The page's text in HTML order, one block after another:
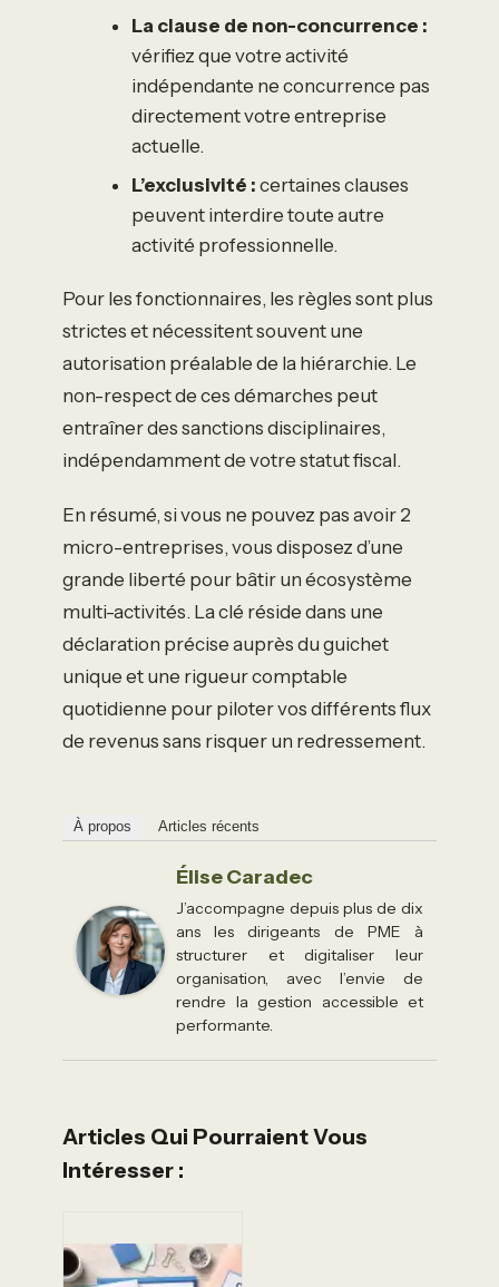
La clause de non-concurrence :
vérifiez que votre activité
indépendante ne concurrence pas
directement votre entreprise
actuelle.
L’exclusivité : certaines clauses
peuvent interdire toute autre
activité professionnelle.
Pour les fonctionnaires, les règles sont plus
strictes et nécessitent souvent une
autorisation préalable de la hiérarchie. Le
non-respect de ces démarches peut
entraîner des sanctions disciplinaires,
indépendamment de votre statut fiscal.
En résumé, si vous ne pouvez pas avoir 2
micro-entreprises, vous disposez d’une
grande liberté pour bâtir un écosystème
multi-activités. La clé réside dans une
déclaration précise auprès du guichet
unique et une rigueur comptable
quotidienne pour piloter vos différents flux
de revenus sans risquer un redressement.
À propos Articles récents
Élise Caradec
J’accompagne depuis plus de dix
ans les dirigeants de PME à
structurer et digitaliser leur
organisation, avec l’envie de
rendre la gestion accessible et
performante.
Articles Qui Pourraient Vous
Intéresser :